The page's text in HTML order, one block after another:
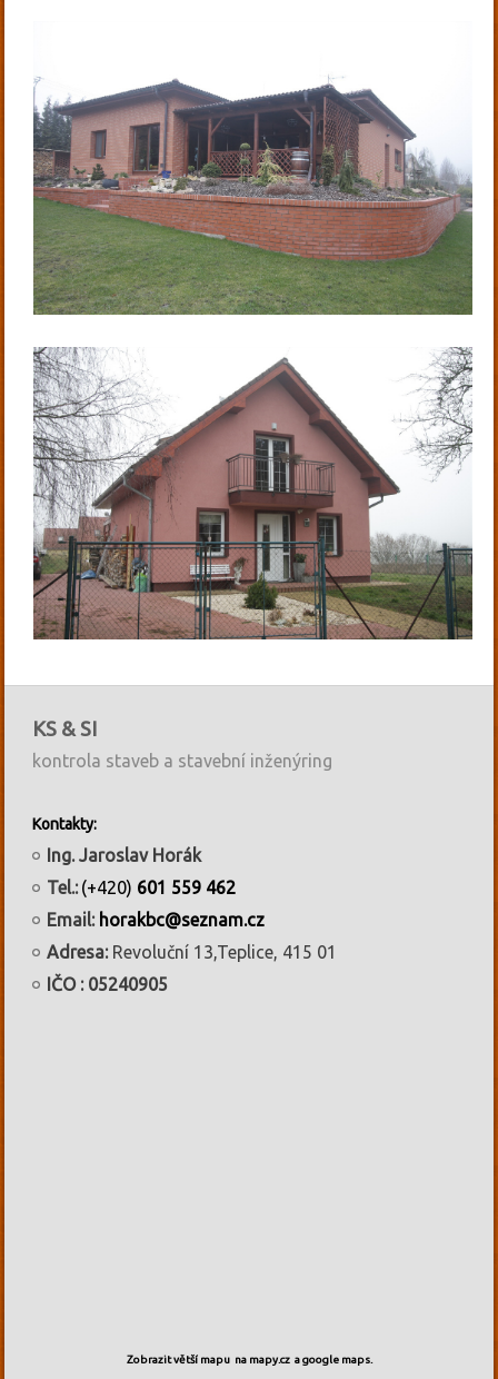
KS & SI
kontrola staveb a stavební inženýring
Kontakty:
Ing. Jaroslav Horák
Tel.:(+420) 601 559 462
Email: horakbc@seznam.cz
Adresa: Revoluční 13,Teplice, 415 01
IČO : 05240905
Zobrazit větší mapu na mapy.cz a google maps.